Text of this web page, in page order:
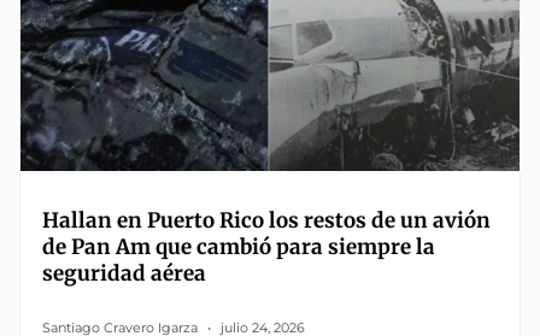
Hallan en Puerto Rico los restos de un avión
de Pan Am que cambió para siempre la
seguridad aérea
Santiago Cravero Igarza julio 24, 2026